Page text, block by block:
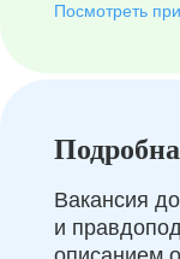
Посмотреть
Вакансия
и